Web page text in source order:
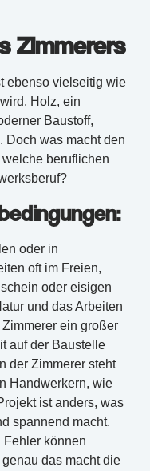
Zimmerers
ebenso vielseitig wie
Holz, ein
Baustoff,
Doch was macht den
beruflichen
oder in
oft im Freien,
oder eisigen
und das Arbeiten
ein großer
auf der Baustelle
der Zimmerer steht
Handwerkern, wie
ist anders, was
spannend macht.
Fehler können
das macht die